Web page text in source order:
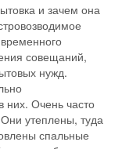
и зачем она
совещаний,
нужд.
них. Очень часто
утеплены, туда
спальные